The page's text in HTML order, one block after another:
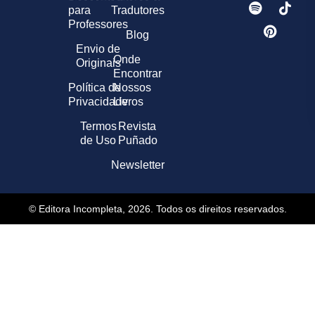
para
Professores
Envio de
Originais
Política de
Privacidade
Termos
de Uso
Tradutores
Blog
Onde
Encontrar
Nossos
Livros
Revista
Puñado
Newsletter
© Editora Incompleta, 2026. Todos os direitos reservados.